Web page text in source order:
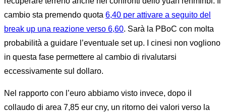
cambio sta premendo quota 6,40 per attivare a seguito del
break up una reazione verso 6,60. Sarà la PBoC con molta
probabilità a guidare l’eventuale set up. I cinesi non vogliono
in questa fase permettere al cambio di rivalutarsi
eccessivamente sul dollaro.
Nel rapporto con l’euro abbiamo visto invece, dopo il
collaudo di area 7,85 eur cny, un ritorno dei valori verso la